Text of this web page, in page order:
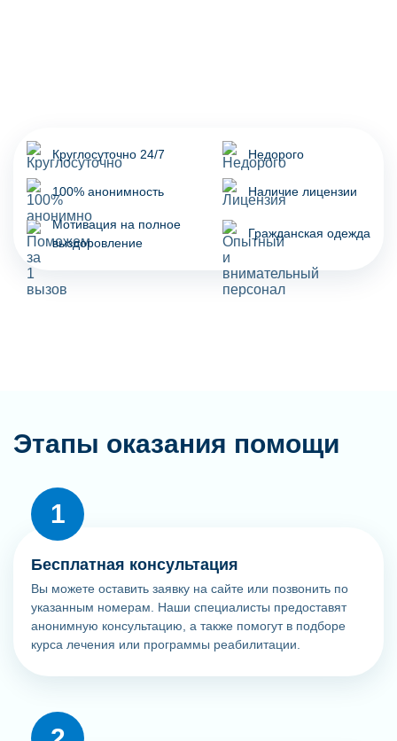
Круглосуточно 24/7 Недорого
100% анонимность Наличие лицензии
Мотивация на полное
выздоровление
Гражданская одежда
Этапы оказания помощи
Бесплатная консультация
Вы можете оставить заявку на сайте или позвонить по
указанным номерам. Наши специалисты предоставят
анонимную консультацию, а также помогут в подборе
курса лечения или программы реабилитации.